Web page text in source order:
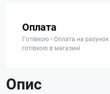
Оплата
Готівкою • Оплата на
готівкою в магазині
Опис